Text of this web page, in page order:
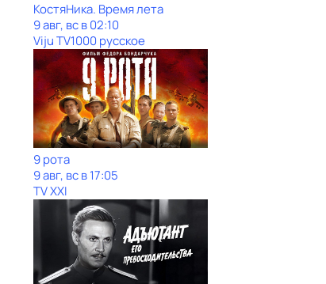
КостяНика. Время лета
9 авг, вс в 02:10
Viju TV1000 русское
9 рота
9 авг, вс в 17:05
TV XXI